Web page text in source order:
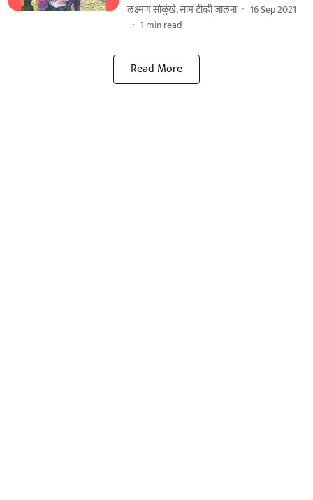
लक्ष्मण सोळुंखे, साम टीव्ही जालना
16 Sep 2021
1 min read
Read More